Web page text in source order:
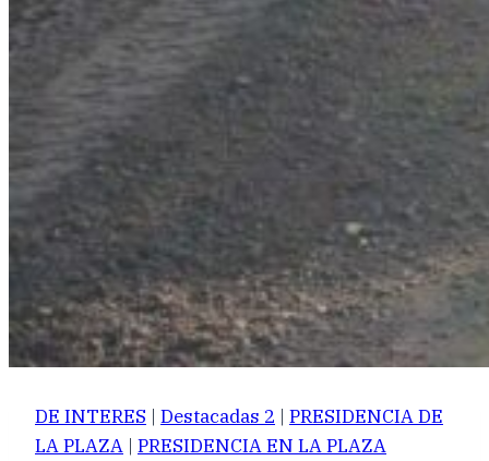
DE INTERES | Destacadas 2 | PRESIDENCIA DE
LA PLAZA | PRESIDENCIA EN LA PLAZA